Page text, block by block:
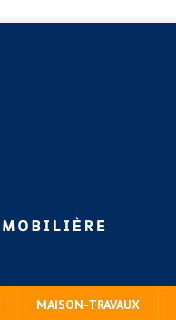
MAISON-TRAVAUX